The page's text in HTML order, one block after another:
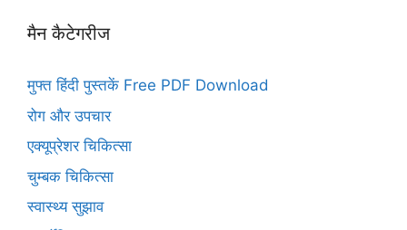
मैन कैटेगरीज
मुफ्त हिंदी पुस्तकें Free PDF Download
रोग और उपचार
एक्यूप्रेशर चिकित्सा
चुम्बक चिकित्सा
स्वास्थ्य सुझाव